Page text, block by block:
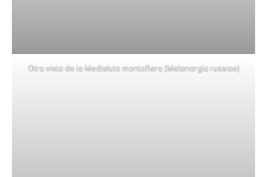
Otra vista de la Medioluto montañera (Melanargia russiae)